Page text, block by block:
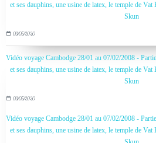
et ses dauphins, une usine de latex, le temple de
Skun
03/05/2020
Vidéo voyage Cambodge 28/01 au 07/02/2008 -
et ses dauphins, une usine de latex, le temple de
Skun
03/05/2020
Vidéo voyage Cambodge 28/01 au 07/02/2008 -
et ses dauphins, une usine de latex, le temple de